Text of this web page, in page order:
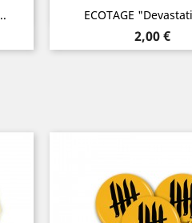
ECOTAGE
Prix
2,00 €
Aperçu